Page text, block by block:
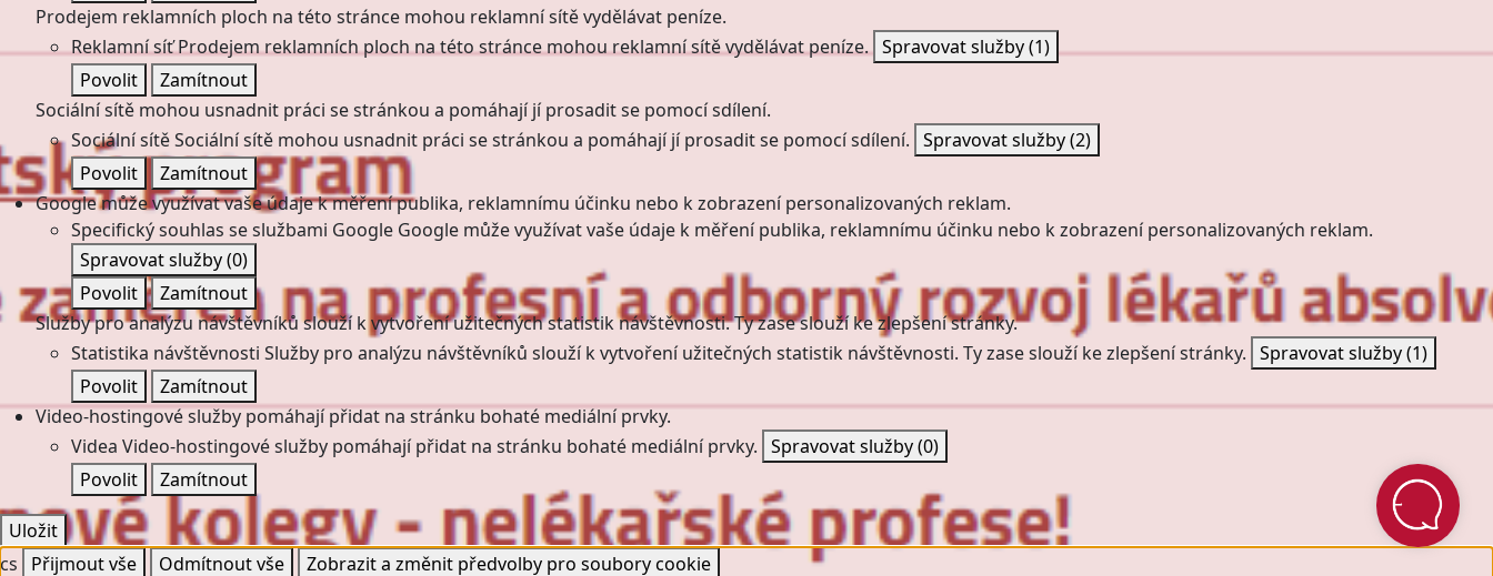
Prodejem reklamních ploch na této stránce mohou reklamní sítě vydělávat peníze.
Reklamní síťProdejem reklamních ploch na této stránce mohou reklamní sítě vydělávat peníze. Spravovat služby(1)
Povolit
Zamítnout
Sociální sítě mohou usnadnit práci se stránkou a pomáhají jí prosadit se pomocí sdílení.
Sociální sítěSociální sítě mohou usnadnit práci se stránkou a pomáhají jí prosadit se pomocí sdílení. Spravovat služby(2)
Povolit
Zamítnout
Google může využívat vaše údaje k měření publika, reklamnímu účinku nebo k zobrazení personalizovaných reklam.
Specifický souhlas se službami Google Google může využívat vaše údaje k měření publika, reklamnímu účinku nebo k zobrazení personalizovaných reklam.
Spravovat služby(0)
Povolit
Zamítnout
Služby pro analýzu návštěvníků slouží k vytvoření užitečných statistik návštěvnosti. Ty zase slouží ke zlepšení stránky.
Statistika návštěvnosti Služby pro analýzu návštěvníků slouží k vytvoření užitečných statistik návštěvnosti. Ty zase slouží ke zlepšení stránky. Spravovat služby(1)
Povolit
Zamítnout
Video-hostingové služby pomáhají přidat na stránku bohaté mediální prvky.
Videa Video-hostingové služby pomáhají přidat na stránku bohaté mediální prvky. Spravovat služby(0)
Povolit
Zamítnout
Uložit
cs
Přijmout vše Odmítnout vše Zobrazit a změnit předvolby pro soubory cookie